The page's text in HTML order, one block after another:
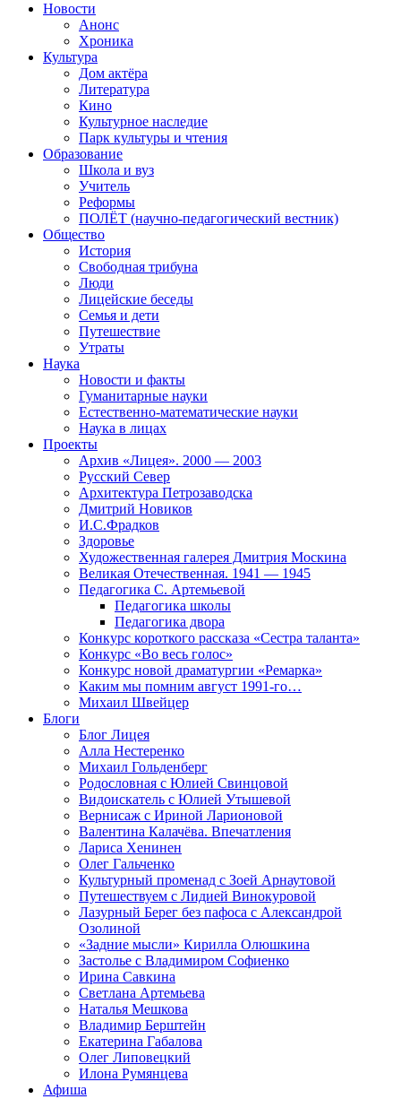
Новости
Анонс
Хроника
Культура
Дом актёра
Литература
Кино
Культурное наследие
Парк культуры и чтения
Образование
Школа и вуз
Учитель
Реформы
ПОЛЁТ (научно-педагогический вестник)
Общество
История
Свободная трибуна
Люди
Лицейские беседы
Семья и дети
Путешествие
Утраты
Наука
Новости и факты
Гуманитарные науки
Естественно-математические науки
Наука в лицах
Проекты
Архив «Лицея». 2000 — 2003
Русский Север
Архитектура Петрозаводска
Дмитрий Новиков
И.С.Фрадков
Здоровье
Художественная галерея Дмитрия Москина
Великая Отечественная. 1941 — 1945
Педагогика С. Артемьевой
Педагогика школы
Педагогика двора
Конкурс короткого рассказа «Сестра таланта»
Конкурс «Во весь голос»
Конкурс новой драматургии «Ремарка»
Каким мы помним август 1991-го…
Михаил Швейцер
Блоги
Блог Лицея
Алла Нестеренко
Михаил Гольденберг
Родословная с Юлией Свинцовой
Видоискатель с Юлией Утышевой
Вернисаж с Ириной Ларионовой
Валентина Калачёва. Впечатления
Лариса Хенинен
Олег Гальченко
Культурный променад с Зоей Арнаутовой
Путешествуем с Лидией Винокуровой
Лазурный Берег без пафоса с Александрой
Озолиной
«Задние мысли» Кирилла Олюшкина
Застолье с Владимиром Софиенко
Ирина Савкина
Светлана Артемьева
Наталья Мешкова
Владимир Берштейн
Екатерина Габалова
Олег Липовецкий
Илона Румянцева
Афиша